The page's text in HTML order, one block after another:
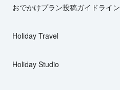
おでかけプラン投稿ガイドライン
Holiday Travel
Holiday Studio